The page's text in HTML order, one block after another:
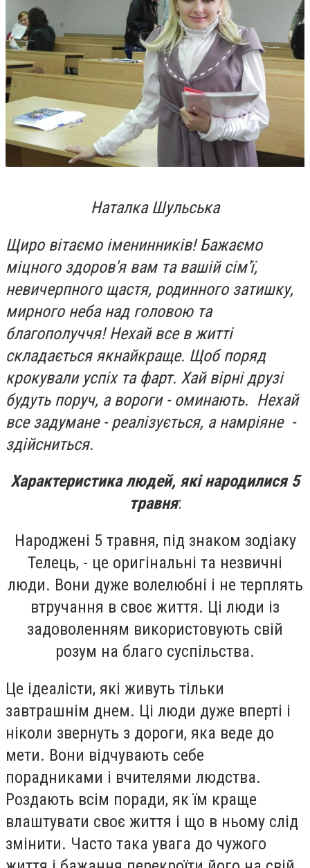
Наталка Шульська
Щиро вітаємо іменинників! Бажаємо
міцного здоров'я вам та вашій сім'ї,
невичерпного щастя, родинного затишку,
мирного неба над головою та
благополуччя! Нехай все в житті
складається якнайкраще. Щоб поряд
крокували успіх та фарт. Хай вірні друзі
будуть поруч, а вороги - оминають. Нехай
все задумане - реалізується, а намріяне -
здійсниться.
Характеристика людей, які народилися 5
травня:
Народжені 5 травня, під знаком зодіаку
Телець, - це оригінальні та незвичні
люди. Вони дуже волелюбні і не терплять
втручання в своє життя. Ці люди із
задоволенням використовують свій
розум на благо суспільства.
Це ідеалісти, які живуть тільки
завтрашнім днем. Ці люди дуже вперті і
ніколи звернуть з дороги, яка веде до
мети. Вони відчувають себе
порадниками і вчителями людства.
Роздають всім поради, як їм краще
влаштувати своє життя і що в ньому слід
змінити. Часто така увага до чужого